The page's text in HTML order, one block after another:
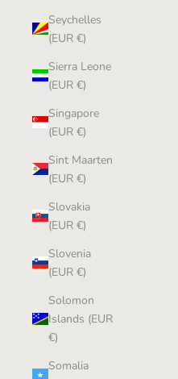
Seychelles
(EUR €)
Sierra Leone
(EUR €)
Singapore
(EUR €)
Sint Maarten
(EUR €)
Slovakia
(EUR €)
Slovenia
(EUR €)
Solomon
Islands (EUR
€)
Somalia